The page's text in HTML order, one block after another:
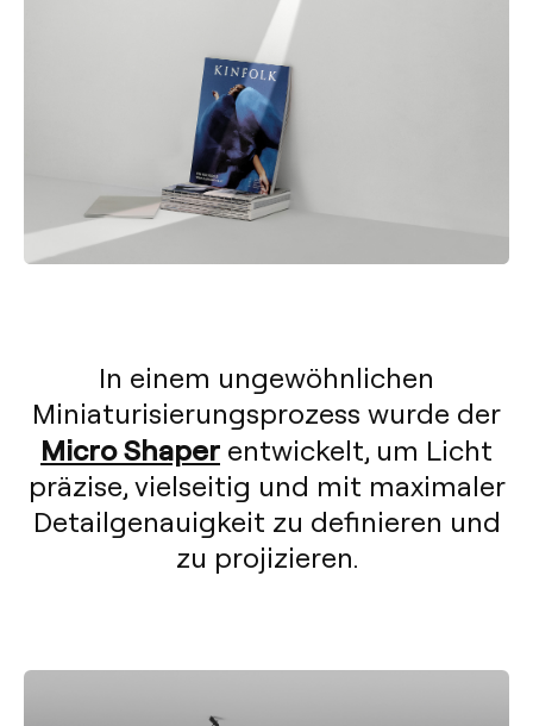
In einem ungewöhnlichen
Miniaturisierungsprozess wurde der
Micro Shaper entwickelt, um Licht
präzise, vielseitig und mit maximaler
Detailgenauigkeit zu definieren und
zu projizieren.